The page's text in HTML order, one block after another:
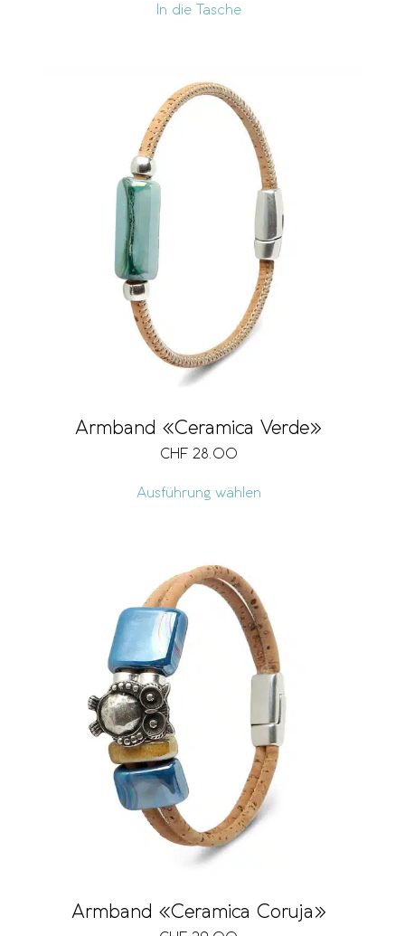
In die Tasche
Armband «Ceramica Verde»
CHF 28.00
Ausführung wählen
Armband «Ceramica Coruja»